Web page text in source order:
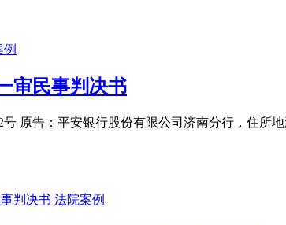
审民事判决书
原告：平安银行股份有限公司济南分行，住所
法院案例